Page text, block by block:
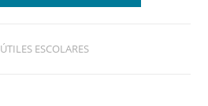
ÚTILES ESCOLARES